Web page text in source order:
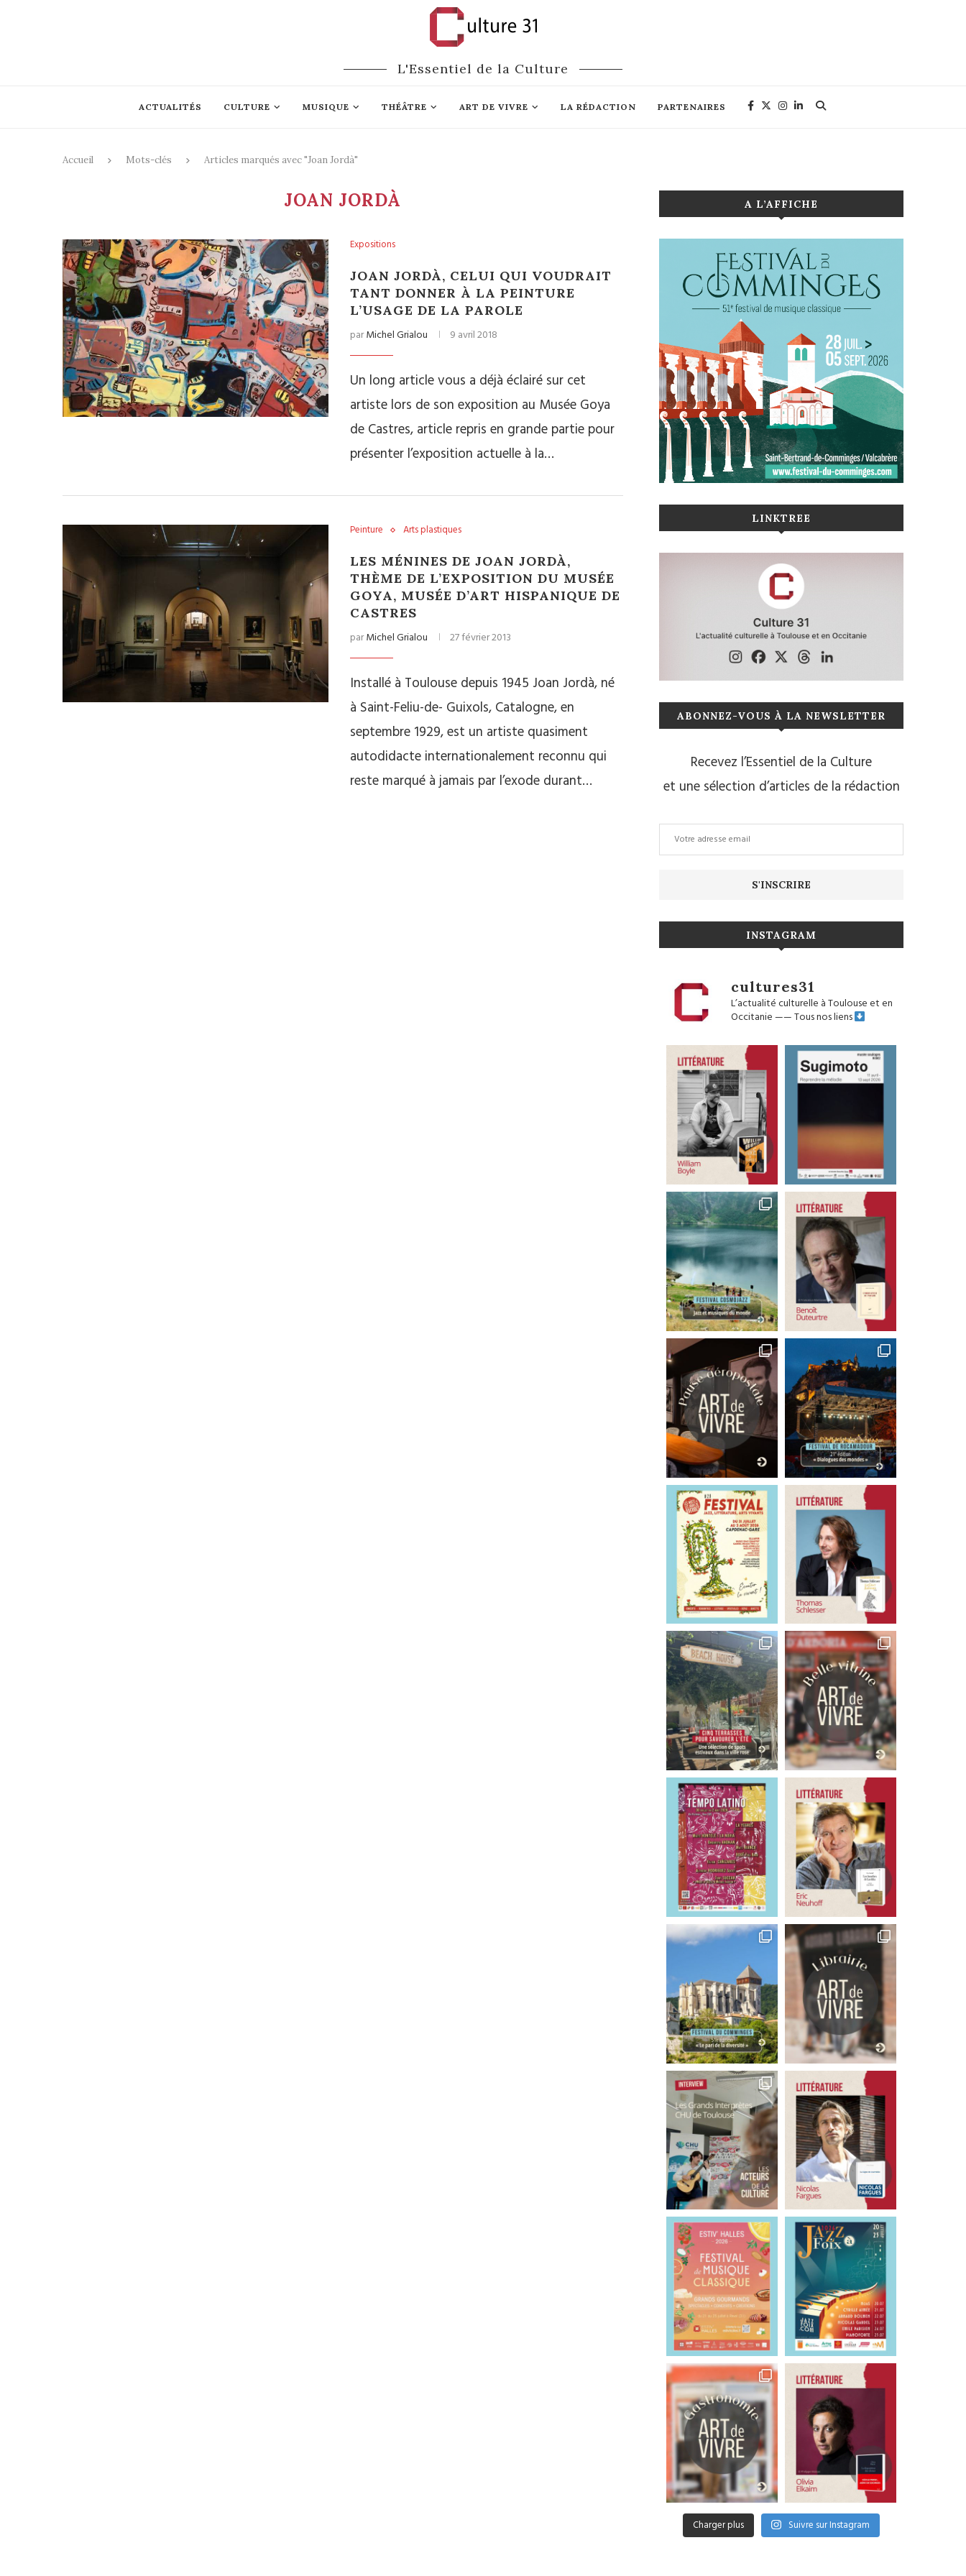
L'Essentiel de la Culture
ACTUALITÉS CULTURE MUSIQUE THÉÂTRE ART DE VIVRE LA RÉDACTION PARTENAIRES
Accueil Mots-clés Articles marqués avec "Joan Jordà"
JOAN JORDÀ
Expositions
JOAN JORDÀ, CELUI QUI VOUDRAIT
TANT DONNER À LA PEINTURE
L’USAGE DE LA PAROLE
parMichel Grialou 9 avril 2018
Un long article vous a déjà éclairé sur cet
artiste lors de son exposition au Musée Goya
de Castres, article repris en grande partie pour
présenter l’exposition actuelle à la…
Peinture Arts plastiques
LES MÉNINES DE JOAN JORDÀ,
THÈME DE L’EXPOSITION DU MUSÉE
GOYA, MUSÉE D’ART HISPANIQUE DE
CASTRES
parMichel Grialou 27 février 2013
Installé à Toulouse depuis 1945 Joan Jordà, né
à Saint-Feliu-de- Guixols, Catalogne, en
septembre 1929, est un artiste quasiment
autodidacte internationalement reconnu qui
reste marqué à jamais par l’exode durant…
A L’AFFICHE
LINKTREE
ABONNEZ-VOUS À LA NEWSLETTER
Recevez l’Essentiel de la Culture
et une sélection d’articles de la rédaction
INSTAGRAM
cultures31
L’actualité culturelle à Toulouse et en
Occitanie——Tous nos liens
Charger plus Suivre sur Instagram